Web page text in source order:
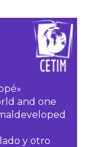
and one
y otro